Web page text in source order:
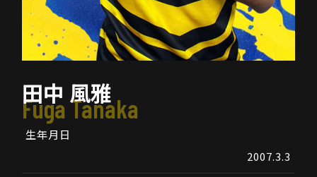
田中 風雅
Fuga Tanaka
生年月日
2007.3.3